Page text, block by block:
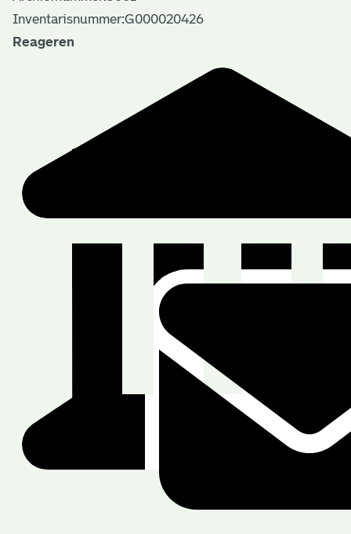
Inventarisnummer:G000020426
Reageren